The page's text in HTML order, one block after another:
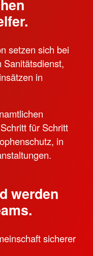
setzen sich bei
Sanitätsdienst,
in
für Schritt
in
werden
sicherer